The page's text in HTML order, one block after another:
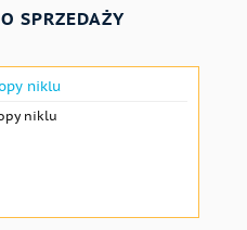
SPRZEDAŻY
niklu
niklu